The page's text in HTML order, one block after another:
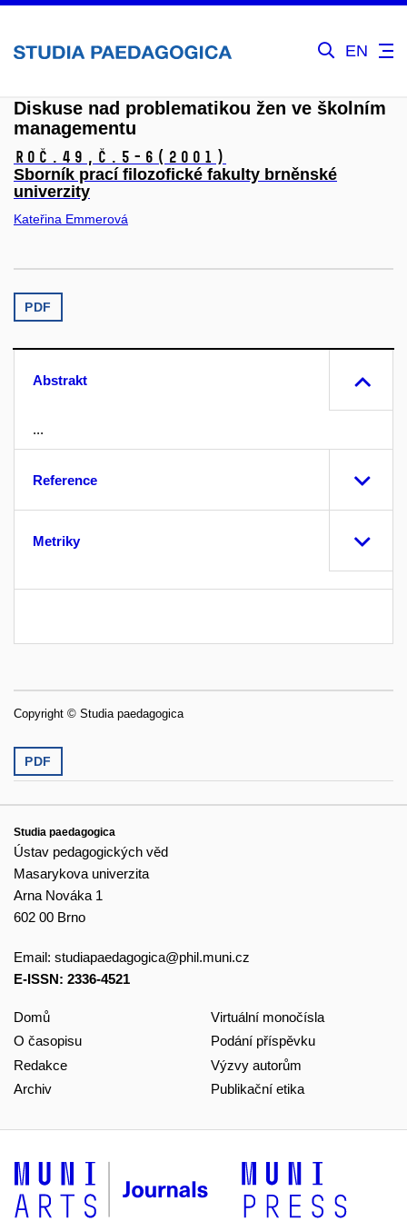
EN
Diskuse nad problematikou žen ve školním
managementu
Roč.49, č.5-6 (2001)
Sborník prací filozofické fakulty brněnské
univerzity
Kateřina Emmerová
PDF
Abstrakt
...
Reference
Metriky
Copyright © Studia paedagogica
PDF
Studia paedagogica
Ústav pedagogických věd
Masarykova univerzita
Arna Nováka 1
602 00 Brno
Email: studiapaedagogica@phil.muni.cz
E-ISSN: 2336-4521
Domů
O časopisu
Redakce
Archiv
Virtuální monočísla
Podání příspěvku
Výzvy autorům
Publikační etika